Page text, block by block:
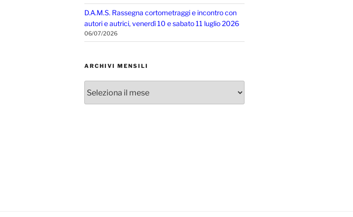
D.A.M.S. Rassegna cortometraggi e incontro con
autori e autrici, venerdì 10 e sabato 11 luglio 2026
06/07/2026
ARCHIVI MENSILI
mensili